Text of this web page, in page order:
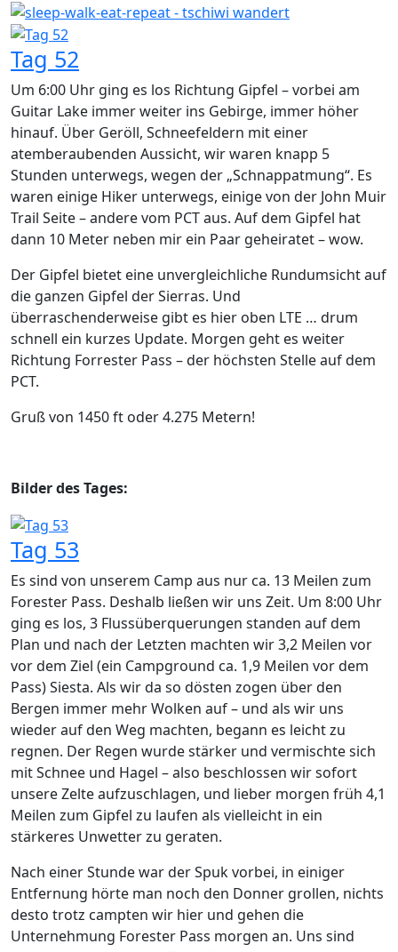
Tag 52
Um 6:00 Uhr ging es los Richtung Gipfel – vorbei am
Guitar Lake immer weiter ins Gebirge, immer höher
hinauf. Über Geröll, Schneefeldern mit einer
atemberaubenden Aussicht, wir waren knapp 5
Stunden unterwegs, wegen der „Schnappatmung“. Es
waren einige Hiker unterwegs, einige von der John Muir
Trail Seite – andere vom PCT aus. Auf dem Gipfel hat
dann 10 Meter neben mir ein Paar geheiratet – wow.
Der Gipfel bietet eine unvergleichliche Rundumsicht auf
die ganzen Gipfel der Sierras. Und
überraschenderweise gibt es hier oben LTE … drum
schnell ein kurzes Update. Morgen geht es weiter
Richtung Forrester Pass – der höchsten Stelle auf dem
PCT.
Gruß von 1450 ft oder 4.275 Metern!
Bilder des Tages:
Tag 53
Es sind von unserem Camp aus nur ca. 13 Meilen zum
Forester Pass. Deshalb ließen wir uns Zeit. Um 8:00 Uhr
ging es los, 3 Flussüberquerungen standen auf dem
Plan und nach der Letzten machten wir 3,2 Meilen vor
vor dem Ziel (ein Campground ca. 1,9 Meilen vor dem
Pass) Siesta. Als wir da so dösten zogen über den
Bergen immer mehr Wolken auf – und als wir uns
wieder auf den Weg machten, begann es leicht zu
regnen. Der Regen wurde stärker und vermischte sich
mit Schnee und Hagel – also beschlossen wir sofort
unsere Zelte aufzuschlagen, und lieber morgen früh 4,1
Meilen zum Gipfel zu laufen als vielleicht in ein
stärkeres Unwetter zu geraten.
Nach einer Stunde war der Spuk vorbei, in einiger
Entfernung hörte man noch den Donner grollen, nichts
desto trotz campten wir hier und gehen die
Unternehmung Forester Pass morgen an. Uns sind